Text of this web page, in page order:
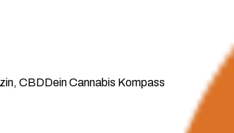
CBDDein Cannabis Kompass